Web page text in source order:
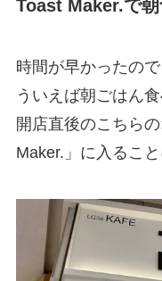
Toast Maker.で
時間が早かったの
ういえば朝ごはん
開店直後のこちら
Maker.」に入ること